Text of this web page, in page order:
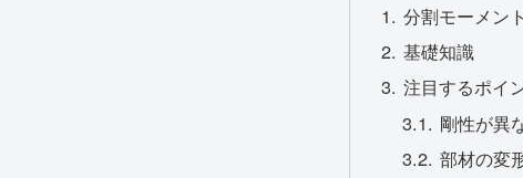
分割モーメン
基礎知識
注目するポイ
剛性が異
部材の変